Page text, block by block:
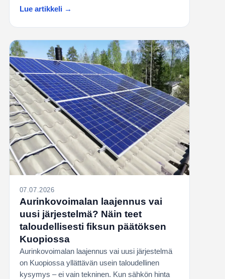
Lue artikkeli →
07.07.2026
Aurinkovoimalan laajennus vai
uusi järjestelmä? Näin teet
taloudellisesti fiksun päätöksen
Kuopiossa
Aurinkovoimalan laajennus vai uusi järjestelmä
on Kuopiossa yllättävän usein taloudellinen
kysymys – ei vain tekninen. Kun sähkön hinta